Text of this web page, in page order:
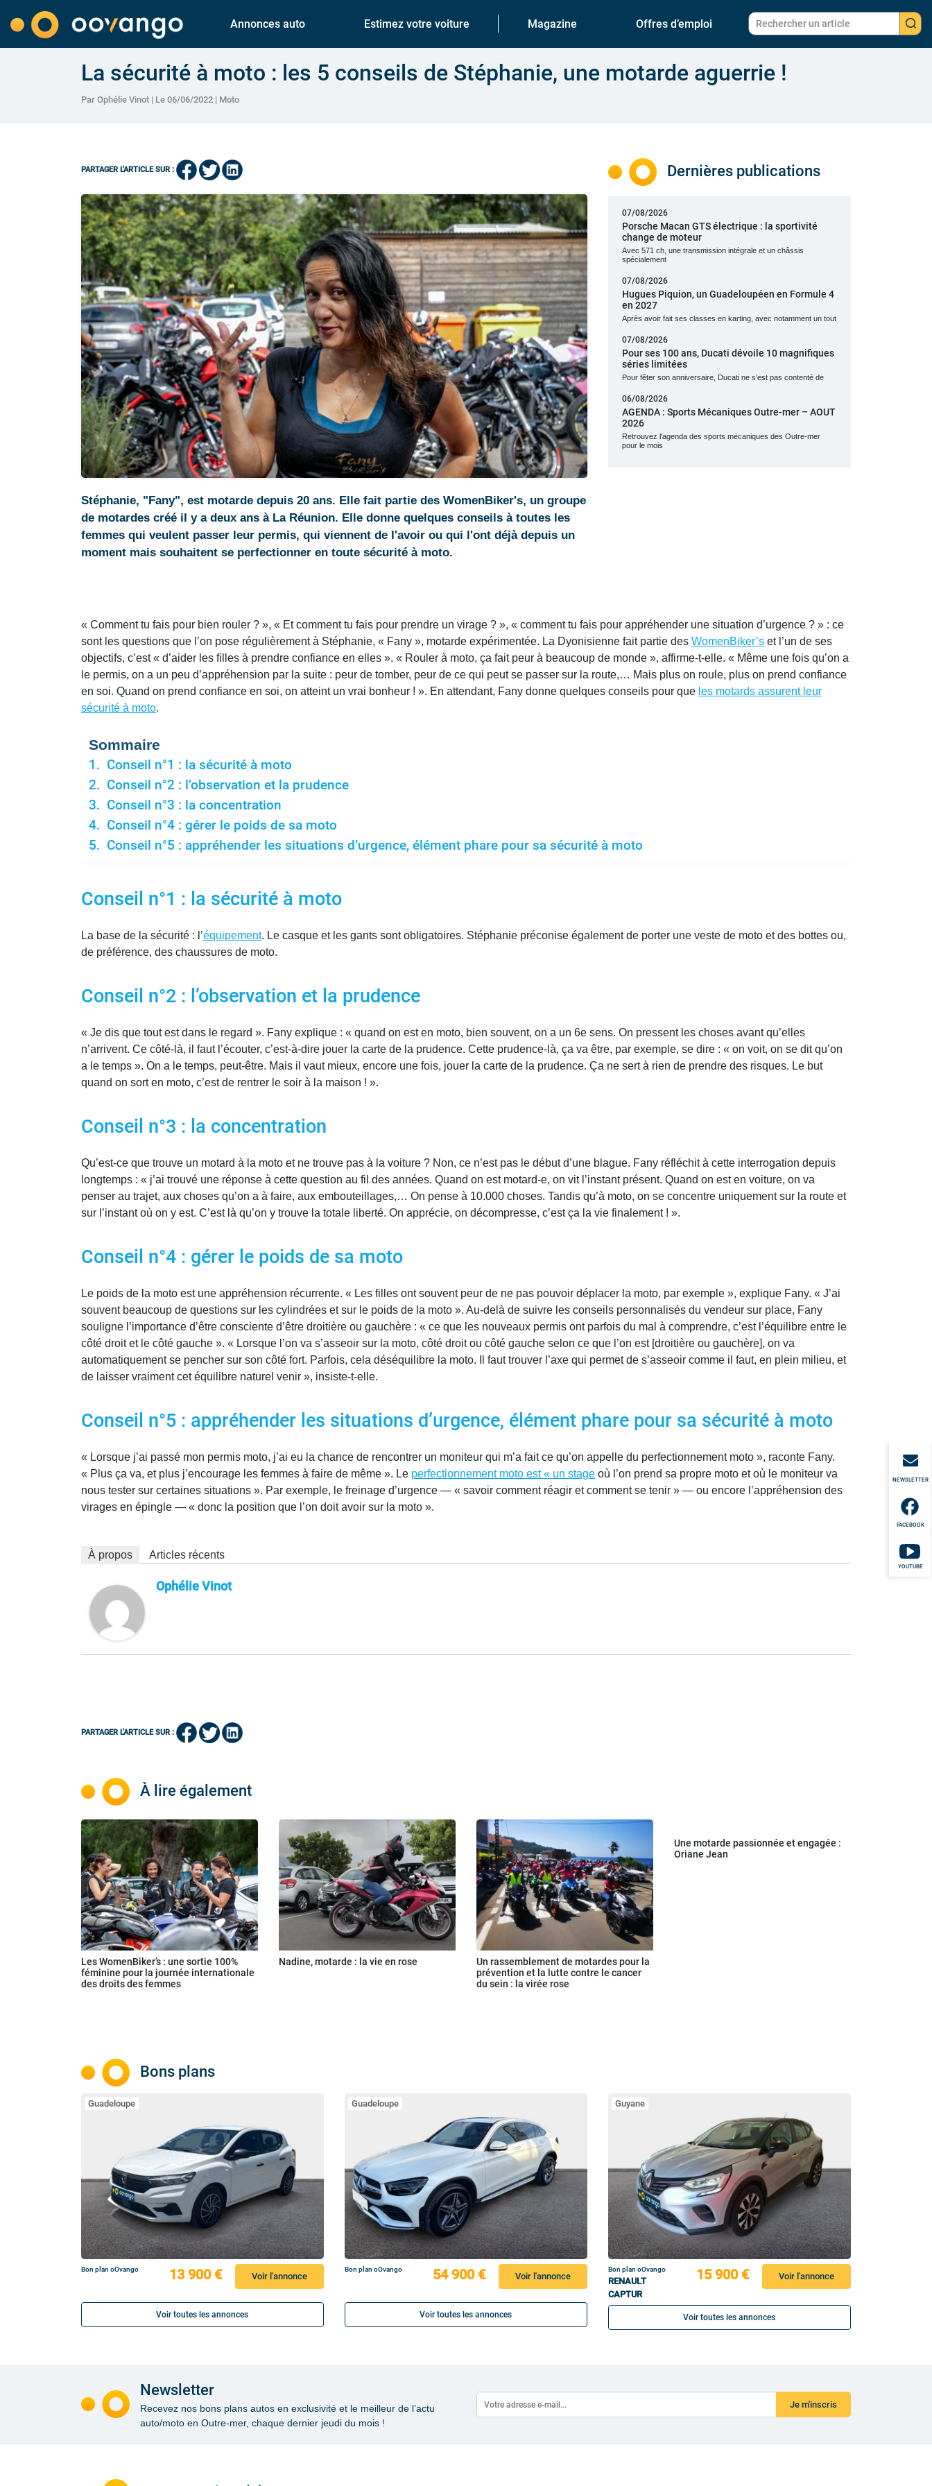
Annonces auto Estimez votre voiture Magazine Offres d’emploi
NEWSLETTER
FACEBOOK
YOUTUBE
La sécurité à moto : les 5 conseils de Stéphanie, une motarde aguerrie !
Par Ophélie Vinot | Le 06/06/2022 | Moto
PARTAGER L'ARTICLE SUR :
Stéphanie, "Fany", est motarde depuis 20 ans. Elle fait partie des WomenBiker's, un groupe
de motardes créé il y a deux ans à La Réunion. Elle donne quelques conseils à toutes les
femmes qui veulent passer leur permis, qui viennent de l'avoir ou qui l'ont déjà depuis un
moment mais souhaitent se perfectionner en toute sécurité à moto.
Dernières publications
07/08/2026
Porsche Macan GTS électrique : la sportivité
change de moteur
Avec 571 ch, une transmission intégrale et un châssis
spécialement
07/08/2026
Hugues Piquion, un Guadeloupéen en Formule 4
en 2027
Après avoir fait ses classes en karting, avec notamment un tout
07/08/2026
Pour ses 100 ans, Ducati dévoile 10 magnifiques
séries limitées
Pour fêter son anniversaire, Ducati ne s’est pas contenté de
06/08/2026
AGENDA : Sports Mécaniques Outre-mer – AOUT
2026
Retrouvez l'agenda des sports mécaniques des Outre-mer
pour le mois
« Comment tu fais pour bien rouler ? », « Et comment tu fais pour prendre un virage ? », « comment tu fais pour appréhender une situation d’urgence ? » : ce
sont les questions que l’on pose régulièrement à Stéphanie, « Fany », motarde expérimentée. La Dyonisienne fait partie des WomenBiker’s et l’un de ses
objectifs, c’est « d’aider les filles à prendre confiance en elles ». « Rouler à moto, ça fait peur à beaucoup de monde », affirme-t-elle. « Même une fois qu’on a
le permis, on a un peu d’appréhension par la suite : peur de tomber, peur de ce qui peut se passer sur la route,… Mais plus on roule, plus on prend confiance
en soi. Quand on prend confiance en soi, on atteint un vrai bonheur ! ». En attendant, Fany donne quelques conseils pour que les motards assurent leur
sécurité à moto.
Sommaire
Conseil n°1 : la sécurité à moto
Conseil n°2 : l’observation et la prudence
Conseil n°3 : la concentration
Conseil n°4 : gérer le poids de sa moto
Conseil n°5 : appréhender les situations d’urgence, élément phare pour sa sécurité à moto
Conseil n°1 : la sécurité à moto
La base de la sécurité : l’équipement. Le casque et les gants sont obligatoires. Stéphanie préconise également de porter une veste de moto et des bottes ou,
de préférence, des chaussures de moto.
Conseil n°2 : l’observation et la prudence
« Je dis que tout est dans le regard ». Fany explique : « quand on est en moto, bien souvent, on a un 6e sens. On pressent les choses avant qu’elles
n’arrivent. Ce côté-là, il faut l’écouter, c’est-à-dire jouer la carte de la prudence. Cette prudence-là, ça va être, par exemple, se dire : « on voit, on se dit qu’on
a le temps ». On a le temps, peut-être. Mais il vaut mieux, encore une fois, jouer la carte de la prudence. Ça ne sert à rien de prendre des risques. Le but
quand on sort en moto, c’est de rentrer le soir à la maison ! ».
Conseil n°3 : la concentration
Qu’est-ce que trouve un motard à la moto et ne trouve pas à la voiture ? Non, ce n’est pas le début d’une blague. Fany réfléchit à cette interrogation depuis
longtemps : « j’ai trouvé une réponse à cette question au fil des années. Quand on est motard-e, on vit l’instant présent. Quand on est en voiture, on va
penser au trajet, aux choses qu’on a à faire, aux embouteillages,… On pense à 10.000 choses. Tandis qu’à moto, on se concentre uniquement sur la route et
sur l’instant où on y est. C’est là qu’on y trouve la totale liberté. On apprécie, on décompresse, c’est ça la vie finalement ! ».
Conseil n°4 : gérer le poids de sa moto
Le poids de la moto est une appréhension récurrente. « Les filles ont souvent peur de ne pas pouvoir déplacer la moto, par exemple », explique Fany. « J’ai
souvent beaucoup de questions sur les cylindrées et sur le poids de la moto ». Au-delà de suivre les conseils personnalisés du vendeur sur place, Fany
souligne l’importance d’être consciente d’être droitière ou gauchère : « ce que les nouveaux permis ont parfois du mal à comprendre, c’est l’équilibre entre le
côté droit et le côté gauche ». « Lorsque l’on va s’asseoir sur la moto, côté droit ou côté gauche selon ce que l’on est [droitière ou gauchère], on va
automatiquement se pencher sur son côté fort. Parfois, cela déséquilibre la moto. Il faut trouver l’axe qui permet de s’asseoir comme il faut, en plein milieu, et
de laisser vraiment cet équilibre naturel venir », insiste-t-elle.
Conseil n°5 : appréhender les situations d’urgence, élément phare pour sa sécurité à moto
« Lorsque j’ai passé mon permis moto, j’ai eu la chance de rencontrer un moniteur qui m’a fait ce qu’on appelle du perfectionnement moto », raconte Fany.
« Plus ça va, et plus j’encourage les femmes à faire de même ». Le perfectionnement moto est « un stage où l’on prend sa propre moto et où le moniteur va
nous tester sur certaines situations ». Par exemple, le freinage d’urgence — « savoir comment réagir et comment se tenir » — ou encore l’appréhension des
virages en épingle — « donc la position que l’on doit avoir sur la moto ».
À propos Articles récents
Ophélie Vinot
PARTAGER L'ARTICLE SUR :
À lire également
Les WomenBiker’s : une sortie 100%
féminine pour la journée internationale
des droits des femmes
Nadine, motarde : la vie en rose
Un rassemblement de motardes pour la
prévention et la lutte contre le cancer
du sein : la virée rose
Une motarde passionnée et engagée :
Oriane Jean
Bons plans
Guadeloupe
Bon plan oOvango 13 900 € Voir l'annonce
Voir toutes les annonces
Guadeloupe
Bon plan oOvango 54 900 € Voir l'annonce
Voir toutes les annonces
Guyane
Bon plan oOvango
RENAULT
CAPTUR
15 900 € Voir l'annonce
Voir toutes les annonces
Newsletter
Recevez nos bons plans autos en exclusivité et le meilleur de l’actu
auto/moto en Outre-mer, chaque dernier jeudi du mois !
Je m'inscris